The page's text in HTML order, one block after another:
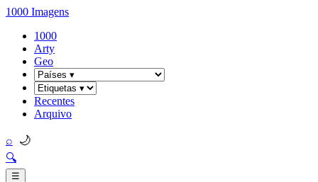
1000 Imagens
1000
Arty
Geo
Recentes
Arquivo
⌕ 🌙
🔍
☰